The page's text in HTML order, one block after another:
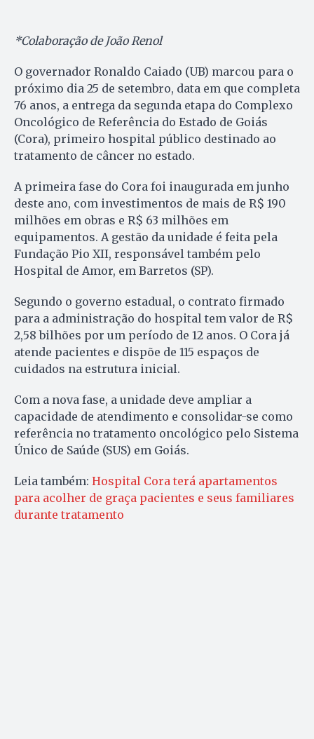
*Colaboração de João Renol
O governador Ronaldo Caiado (UB) marcou para o
próximo dia 25 de setembro, data em que completa
76 anos, a entrega da segunda etapa do Complexo
Oncológico de Referência do Estado de Goiás
(Cora), primeiro hospital público destinado ao
tratamento de câncer no estado.
A primeira fase do Cora foi inaugurada em junho
deste ano, com investimentos de mais de R$ 190
milhões em obras e R$ 63 milhões em
equipamentos. A gestão da unidade é feita pela
Fundação Pio XII, responsável também pelo
Hospital de Amor, em Barretos (SP).
Segundo o governo estadual, o contrato firmado
para a administração do hospital tem valor de R$
2,58 bilhões por um período de 12 anos. O Cora já
atende pacientes e dispõe de 115 espaços de
cuidados na estrutura inicial.
Com a nova fase, a unidade deve ampliar a
capacidade de atendimento e consolidar-se como
referência no tratamento oncológico pelo Sistema
Único de Saúde (SUS) em Goiás.
Leia também: Hospital Cora terá apartamentos
para acolher de graça pacientes e seus familiares
durante tratamento